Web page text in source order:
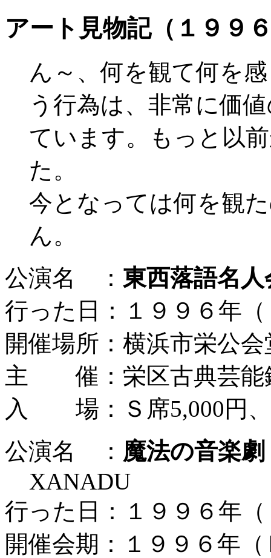
アート見物記（１９９
ん～、何を観て何を
う行為は、非常に価
ています。もっと以
た。
今となっては何を観
ん。
公演名 ： 東西落語名
行った日：１９９６年
開催場所：横浜市栄公会
主 催：栄区古典芸能
入 場：Ｓ席5,000円、
公演名 ： 魔法の音楽
XANADU
行った日：１９９６年
開催会期：１９９６年